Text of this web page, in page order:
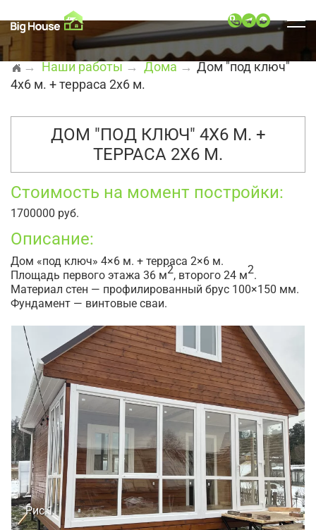
→ Наши работы → Дома → Дом "под ключ"
4х6 м. + терраса 2х6 м.
ДОМ "ПОД КЛЮЧ" 4Х6 М. +
ТЕРРАСА 2Х6 М.
Стоимость на момент постройки:
1700000 руб.
Описание:
Дом «под ключ» 4×6 м. + терраса 2×6 м.
Площадь первого этажа 36 м2, второго 24 м2.
Материал стен — профилированный брус 100×150 мм.
Фундамент — винтовые сваи.
Рис.1